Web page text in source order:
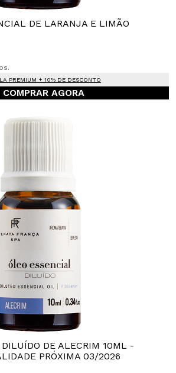
DE LARANJA E LIMÃO
PREMIUM + 10% DE DESCONTO
COMPRAR AGORA
DE ALECRIM 10ML -
PRÓXIMA 03/2026